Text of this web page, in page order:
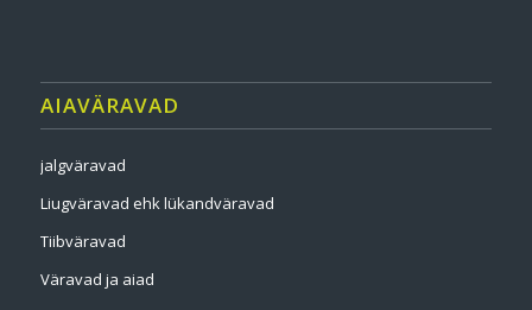
AIAVÄRAVAD
jalgväravad
Liugväravad ehk lükandväravad
Tiibväravad
Väravad ja aiad